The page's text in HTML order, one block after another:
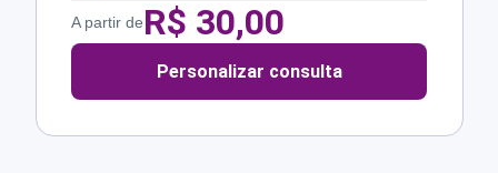
A partir deR$ 30,00
Personalizar consulta